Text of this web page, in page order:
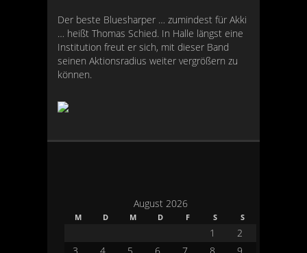
Der beste Bluesharper … zumindest für Akki
… heißt Thomas Schied. In Halle längst eine
Institution freut er sich, mit dieser Band
seinen Aktionsradius weiter vergrößern zu
können.
August 2026
M D M D F S S
1
2